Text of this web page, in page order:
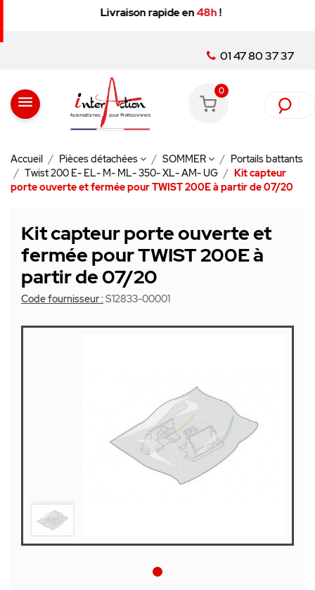
Livraison rapide en48h!
01 47 80 37 37
menu
0
Accueil Pièces détachées SOMMER
Portails battants
Twist 200 E- EL- M- ML- 350- XL- AM- UG
Kit capteur
porte ouverte et fermée pour TWIST 200E à partir de 07/20
Kit capteur porte ouverte et
fermée pour TWIST 200E à
partir de 07/20
Code fournisseur :S12833-00001